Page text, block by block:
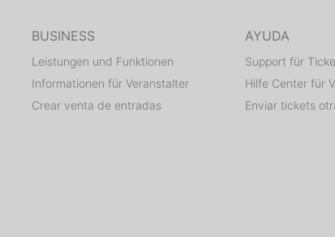
BUSINESS
Leistungen und Funktionen
Informationen für Veranstalter
Crear venta de entradas
AYUDA
Support für
Hilfe Center für
Enviar tickets